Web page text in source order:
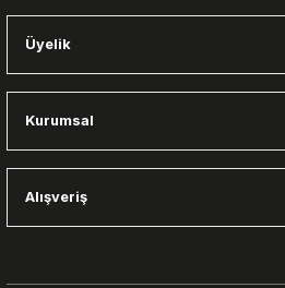
Üyelik
Kurumsal
Alışveriş